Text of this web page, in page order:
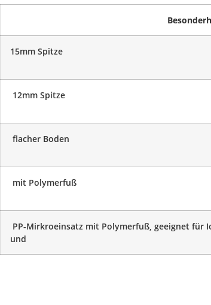
15mm Spitze
12mm Spitze
flacher Boden
mit Polymerfuß
PP-Mirkroeinsatz mit Polymerfuß, geeignet für
und